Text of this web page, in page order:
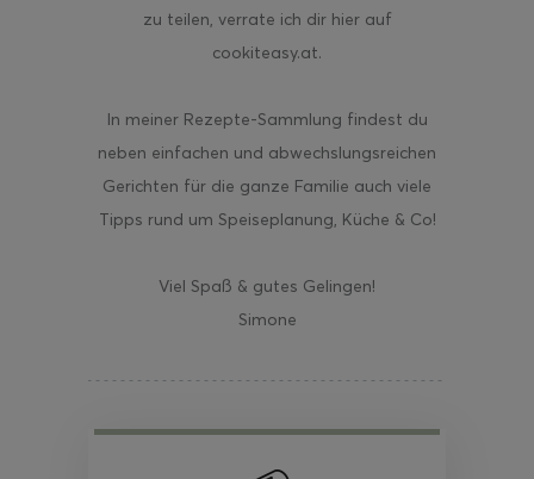
zu teilen, verrate ich dir hier auf
cookiteasy.at.
In meiner Rezepte-Sammlung findest du
neben einfachen und abwechslungsreichen
Gerichten für die ganze Familie auch viele
Tipps rund um Speiseplanung, Küche & Co!
Viel Spaß & gutes Gelingen!
Simone